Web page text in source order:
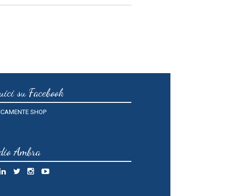
su Facebook
SHOP
Ambra